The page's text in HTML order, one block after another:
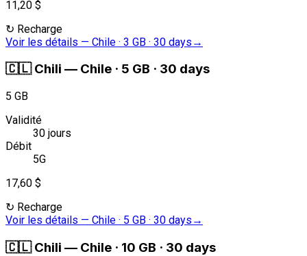
11,20 $
↻ Recharge
Voir les détails — Chile · 3 GB · 30 days →
🇨🇱 Chili — Chile · 5 GB · 30 days
5 GB
Validité
30 jours
Débit
5G
17,60 $
↻ Recharge
Voir les détails — Chile · 5 GB · 30 days →
🇨🇱 Chili — Chile · 10 GB · 30 days